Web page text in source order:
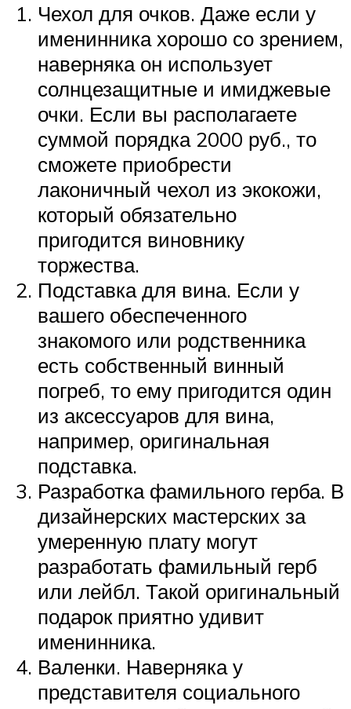
Чехол для очков. Даже если у
именинника хорошо со зрением,
наверняка он использует
солнцезащитные и имиджевые
очки. Если вы располагаете
суммой порядка 2000 руб., то
сможете приобрести
лаконичный чехол из экокожи,
который обязательно
пригодится виновнику
торжества.
Подставка для вина. Если у
вашего обеспеченного
знакомого или родственника
есть собственный винный
погреб, то ему пригодится один
из аксессуаров для вина,
например, оригинальная
подставка.
Разработка фамильного герба. В
дизайнерских мастерских за
умеренную плату могут
разработать фамильный герб
или лейбл. Такой оригинальный
подарок приятно удивит
именинника.
Валенки. Наверняка у
представителя социального